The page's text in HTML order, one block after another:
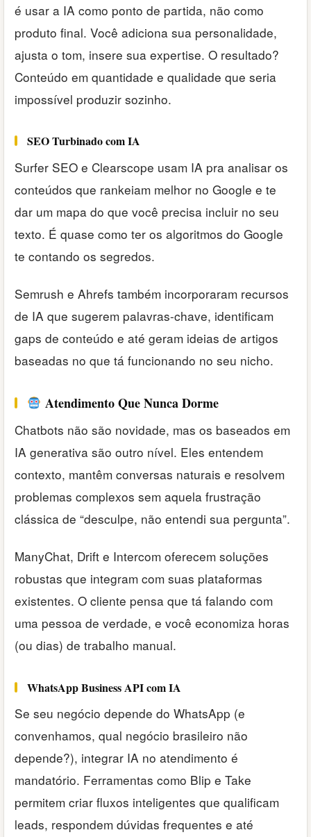
é usar a IA como ponto de partida, não como
produto final. Você adiciona sua personalidade,
ajusta o tom, insere sua expertise. O resultado?
Conteúdo em quantidade e qualidade que seria
impossível produzir sozinho.
SEO Turbinado com IA
Surfer SEO e Clearscope usam IA pra analisar os
conteúdos que rankeiam melhor no Google e te
dar um mapa do que você precisa incluir no seu
texto. É quase como ter os algoritmos do Google
te contando os segredos.
Semrush e Ahrefs também incorporaram recursos
de IA que sugerem palavras-chave, identificam
gaps de conteúdo e até geram ideias de artigos
baseadas no que tá funcionando no seu nicho.
Atendimento Que Nunca Dorme
Chatbots não são novidade, mas os baseados em
IA generativa são outro nível. Eles entendem
contexto, mantêm conversas naturais e resolvem
problemas complexos sem aquela frustração
clássica de “desculpe, não entendi sua pergunta”.
ManyChat, Drift e Intercom oferecem soluções
robustas que integram com suas plataformas
existentes. O cliente pensa que tá falando com
uma pessoa de verdade, e você economiza horas
(ou dias) de trabalho manual.
WhatsApp Business API com IA
Se seu negócio depende do WhatsApp (e
convenhamos, qual negócio brasileiro não
depende?), integrar IA no atendimento é
mandatório. Ferramentas como Blip e Take
permitem criar fluxos inteligentes que qualificam
leads, respondem dúvidas frequentes e até